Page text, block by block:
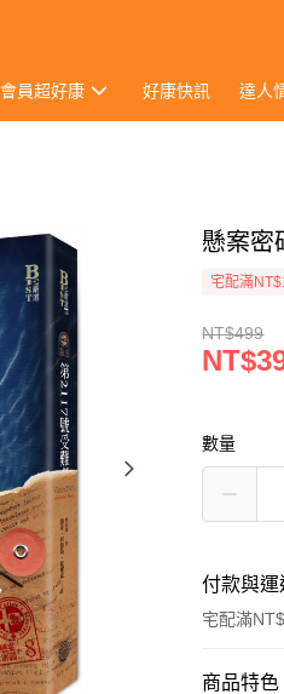
會員超好康 好康快訊 達人
懸案密
宅配滿
NT$499
數量
付款與運
宅配滿
付款方式
商品特色